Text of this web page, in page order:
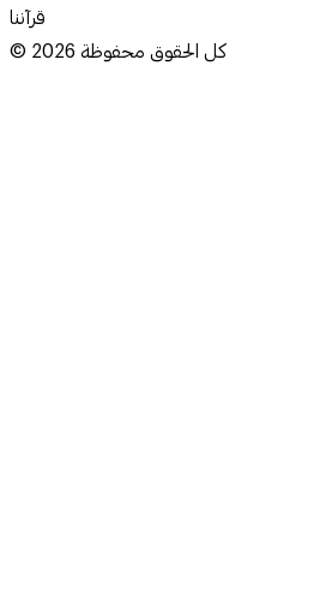
قرآننا
© 2026كل الحقوق محفوظة